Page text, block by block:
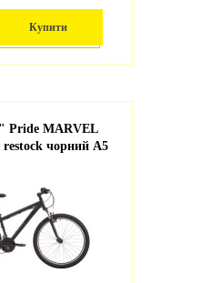
Купити
Pride MARVEL
чорний A5